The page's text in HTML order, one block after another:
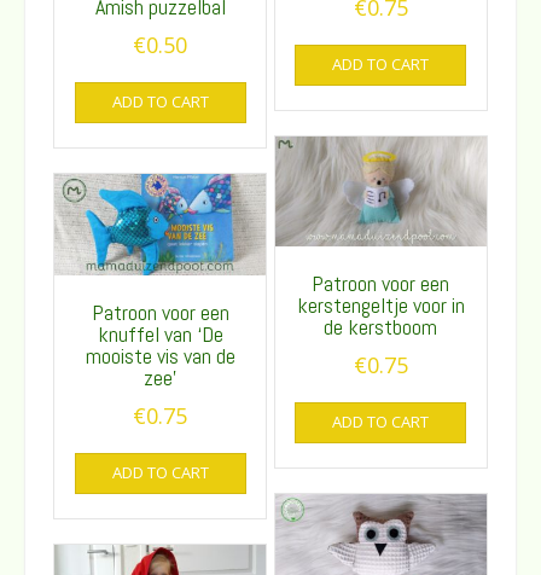
€0.75
ADD TO CART
Amish puzzelbal
€0.50
ADD TO CART
Patroon voor een
kerstengeltje voor in
de kerstboom
€0.75
ADD TO CART
Patroon voor een
knuffel van ‘De
mooiste vis van de
zee’
€0.75
ADD TO CART